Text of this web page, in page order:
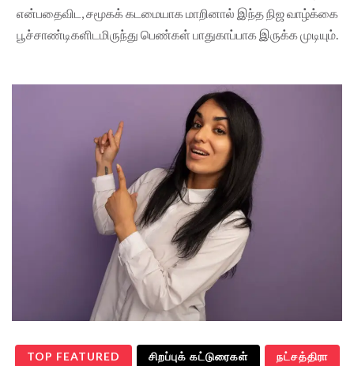
என்பதைவிட, சமூகக் கடமையாக மாறினால் இந்த நிஜ வாழ்க்கை
பூச்சாண்டிகளிடமிருந்து பெண்கள் பாதுகாப்பாக இருக்க முடியும்.
TOP FEATURED சிறப்புக் கட்டுரைகள் நட்சத்திரா